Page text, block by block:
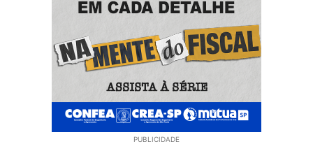
PUBLICIDADE